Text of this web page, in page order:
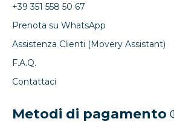
+39 351 558 50 67
Prenota su WhatsApp
Assistenza Clienti (Movery Assistant)
F.A.Q.
Contattaci
Metodi di pagamento